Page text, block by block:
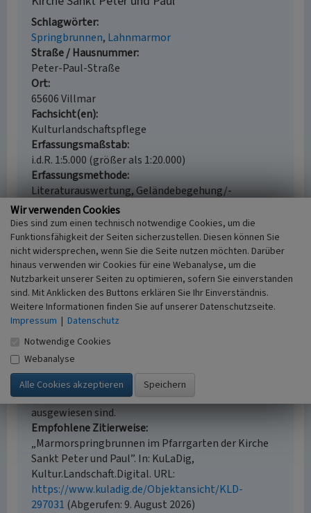
Schlagwörter
Springbrunnen Lahnmarmor
Straße / Hausnummer
Peter-Paul-Straße
Ort
65606 Villmar
Fachsicht(en)
Kulturlandschaftspflege
Erfassungsmaßstab
i.d.R. 1:5.000 (größer als 1:20.000)
Erfassungsmethode
Literaturauswertung, Geländebegehung/-
kartierung
Historischer Zeitraum
Beginn 1728
Empfohlene Zitierweise
Urheberrechtlicher Hinweis
Der hier präsentierte Inhalt steht unter der freien
Lizenz CC BY-SA 4.0 (Namensnennung, Weitergabe
unter gleichen Bedingungen). Die angezeigten
Medien unterliegen möglicherweise zusätzlichen
urheberrechtlichen Bedingungen, die an diesen
ausgewiesen sind.
Empfohlene Zitierweise
„Marmorspringbrunnen im Pfarrgarten der Kirche
Sankt Peter und Paul”. In: KuLaDig,
Kultur.Landschaft.Digital. URL:
https://www.kuladig.de/Objektansicht/KLD-
297031 (Abgerufen: 9. August 2026)
Wir verwenden Cookies
Dies sind zum einen technisch notwendige Cookies, um die
Funktionsfähigkeit der Seiten sicherzustellen. Diesen können Sie
nicht widersprechen, wenn Sie die Seite nutzen möchten. Darüber
hinaus verwenden wir Cookies für eine Webanalyse, um die
Nutzbarkeit unserer Seiten zu optimieren, sofern Sie einverstanden
sind. Mit Anklicken des Buttons erklären Sie Ihr Einverständnis.
Weitere Informationen finden Sie auf unserer Datenschutzseite.
Impressum | Datenschutz
Notwendige Cookies
Webanalyse